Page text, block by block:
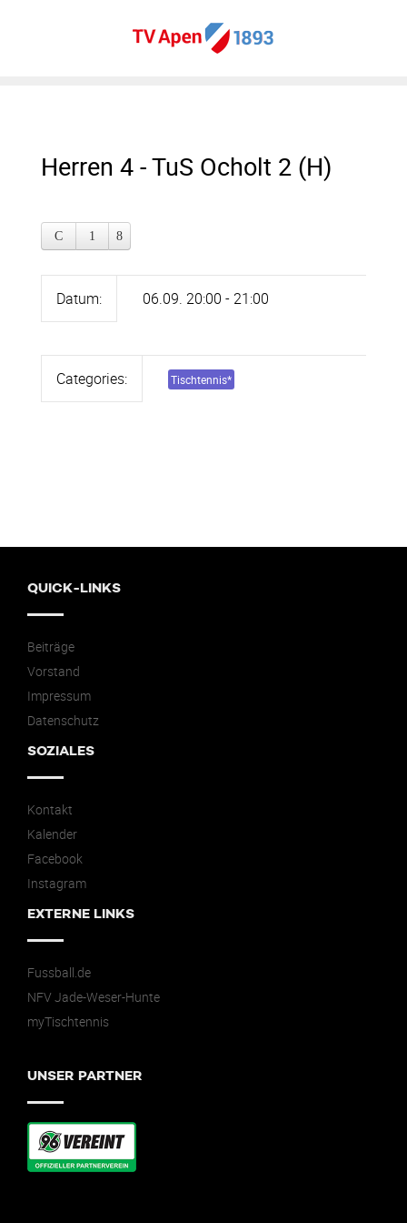
Herren 4 - TuS Ocholt 2 (H)
Datum: 06.09. 20:00 - 21:00
Categories: Tischtennis*
QUICK-LINKS
Beiträge
Vorstand
Impressum
Datenschutz
SOZIALES
Kontakt
Kalender
Facebook
Instagram
EXTERNE LINKS
Fussball.de
NFV Jade-Weser-Hunte
myTischtennis
UNSER PARTNER